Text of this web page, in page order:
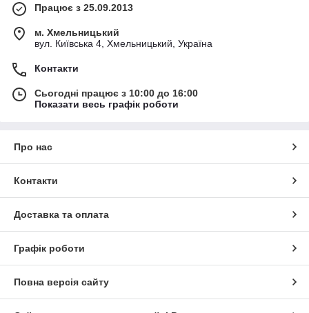
Працює з 25.09.2013
м. Хмельницький
вул. Київська 4, Хмельницький, Україна
Контакти
Сьогодні працює з 10:00 до 16:00
Показати весь графік роботи
Про нас
Контакти
Доставка та оплата
Графік роботи
Повна версія сайту